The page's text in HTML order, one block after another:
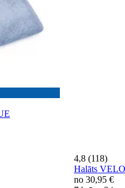
4,8 (118)
Halāts
no 30,95 €